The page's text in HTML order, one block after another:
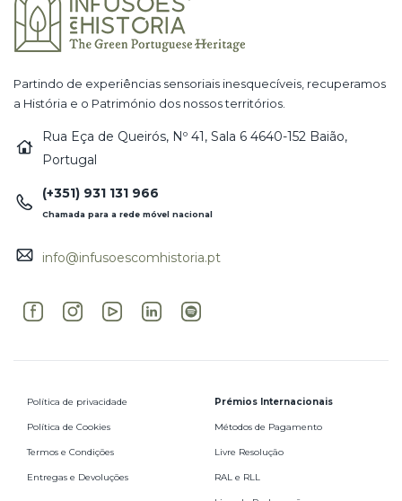
Partindo de experiências sensoriais inesquecíveis, recuperamos
a História e o Património dos nossos territórios.
Rua Eça de Queirós, Nº 41, Sala 6 4640-152 Baião,
Portugal
(+351) 931 131 966
Chamada para a rede móvel nacional
info@infusoescomhistoria.pt
Política de privacidade
Política de Cookies
Termos e Condições
Entregas e Devoluções
Prémios Internacionais
Métodos de Pagamento
Livre Resolução
RAL e RLL